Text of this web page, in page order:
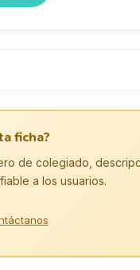
ficha?
de colegiado,
a los usuarios.